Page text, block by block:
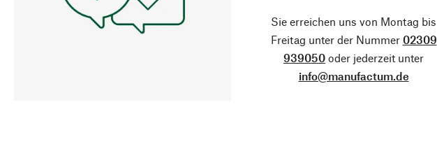
Sie erreichen uns von Montag bis
Freitag unter der Nummer 02309
939050 oder jederzeit unter
info@manufactum.de